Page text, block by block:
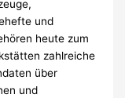
und
heute zum
zahlreiche
über
und